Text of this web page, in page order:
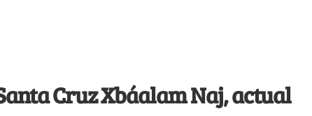
Cruz Xbáalam Naj, actual